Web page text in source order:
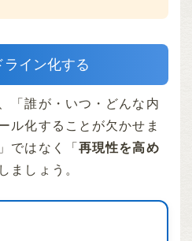
イン化する
「誰が・いつ・どんな内
ル化することが欠かせま
ではなく「 再現性を高め
ましょう。